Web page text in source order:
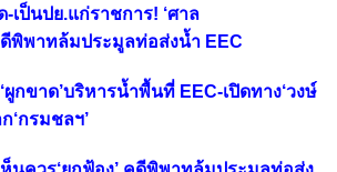
-เป็นปย.แก่ราชการ! ‘ศาล
พิพาทล้มประมูลท่อส่งน้ำ EEC
ผูกขาด’บริหารน้ำพื้นที่ EEC-เปิดทาง‘วงษ์
‘กรมชลฯ’